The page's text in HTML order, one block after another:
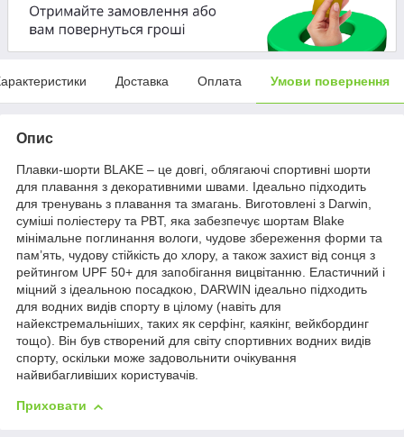
Доставка Оплата Умови повернення
Опис
Плавки-шорти BLAKE – це довгі, облягаючі спортивні шорти
для плавання з декоративними швами. Ідеально підходить
для тренувань з плавання та змагань. Виготовлені з Darwin,
суміші поліестеру та PBT, яка забезпечує шортам Blake
мінімальне поглинання вологи, чудове збереження форми та
пам’ять, чудову стійкість до хлору, а також захист від сонця з
рейтингом UPF 50+ для запобігання вицвітанню. Еластичний і
міцний з ідеальною посадкою, DARWIN ідеально підходить
для водних видів спорту в цілому (навіть для
найекстремальніших, таких як серфінг, каякінг, вейкбординг
тощо). Він був створений для світу спортивних водних видів
спорту, оскільки може задовольнити очікування
найвибагливіших користувачів.
Приховати